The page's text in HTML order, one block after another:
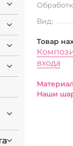
Вид:
Товар
входа
Наши